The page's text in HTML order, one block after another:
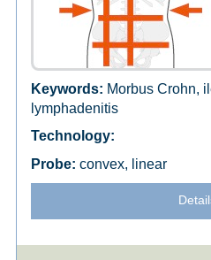
Morbus Crohn,
lymphadenitis
convex, linear